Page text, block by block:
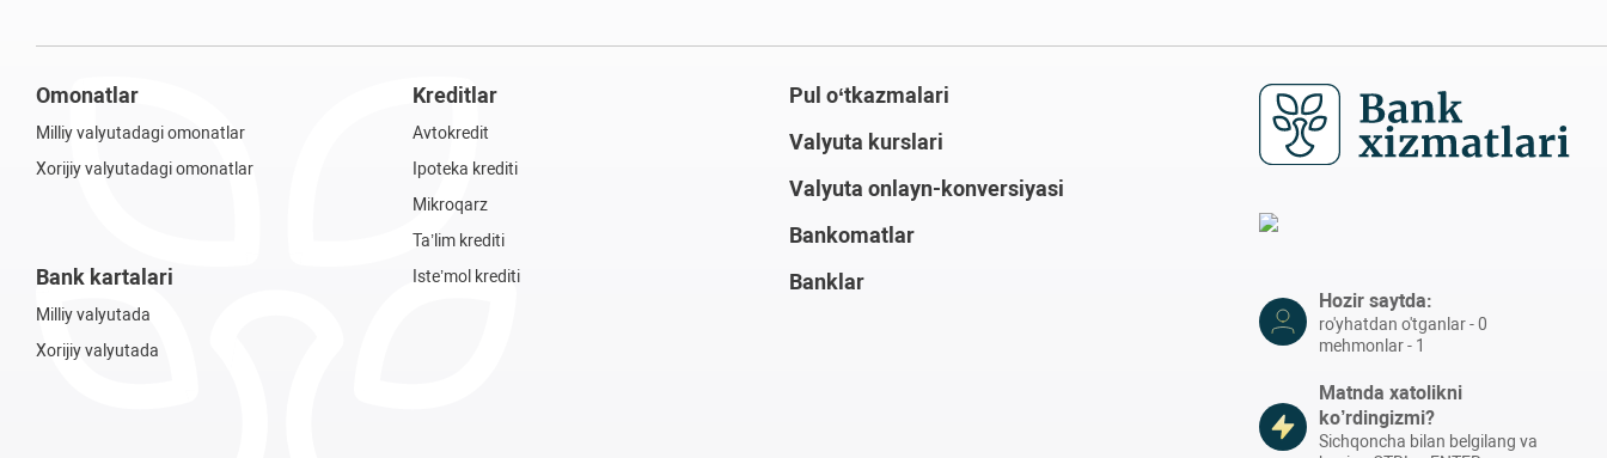
Omonatlar
Milliy valyutadagi omonatlar
Xorijiy valyutadagi omonatlar
Bank kartalari
Milliy valyutada
Xorijiy valyutada
Kreditlar
Avtokredit
Ipoteka krediti
Mikroqarz
Ta’lim krediti
Iste’mol krediti
Pul o‘tkazmalari
Valyuta kurslari
Valyuta onlayn-konversiyasi
Bankomatlar
Banklar
Hozir saytda:
ro'yhatdan o'tganlar - 0
mehmonlar - 1
Matnda xatolikni
ko’rdingizmi?
Sichqoncha bilan belgilang va